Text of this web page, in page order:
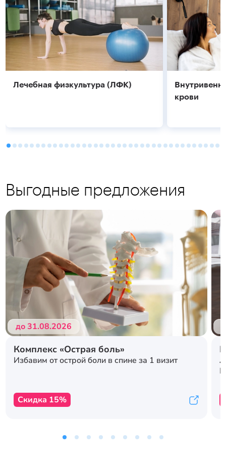
Подробнее Подробнее
Лечебная физкультура (ЛФК)
Подробнее
крови
Подробнее
Выгодные предложения
до 31.08.2026
Комплекс «Острая боль»
Избавим от острой боли в спине за 1 визит
Скидка 15%